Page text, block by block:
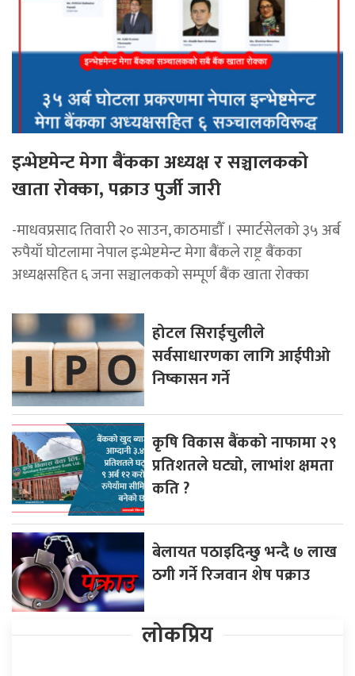
इन्भेष्टमेन्ट मेगा बैंकका अध्यक्ष र सञ्चालकको
खाता रोक्का, पक्राउ पुर्जी जारी
-माधवप्रसाद तिवारी २० साउन, काठमाडाैँ । स्मार्टसेलको ३५ अर्ब
रुपैयाँ घोटलामा नेपाल इन्भेष्टमेन्ट मेगा बैंकले राष्ट्र बैंकका
अध्यक्षसहित ६ जना सञ्चालकको सम्पूर्ण बैंक खाता रोक्का
होटल सिराईचुलीले
सर्वसाधारणका लागि आईपीओ
निष्कासन गर्ने
कृषि विकास बैंकको नाफामा २९
प्रतिशतले घट्यो, लाभांश क्षमता
कति ?
बेलायत पठाइदिन्छु भन्दै ७ लाख
ठगी गर्ने रिजवान शेष पक्राउ
लोकप्रिय